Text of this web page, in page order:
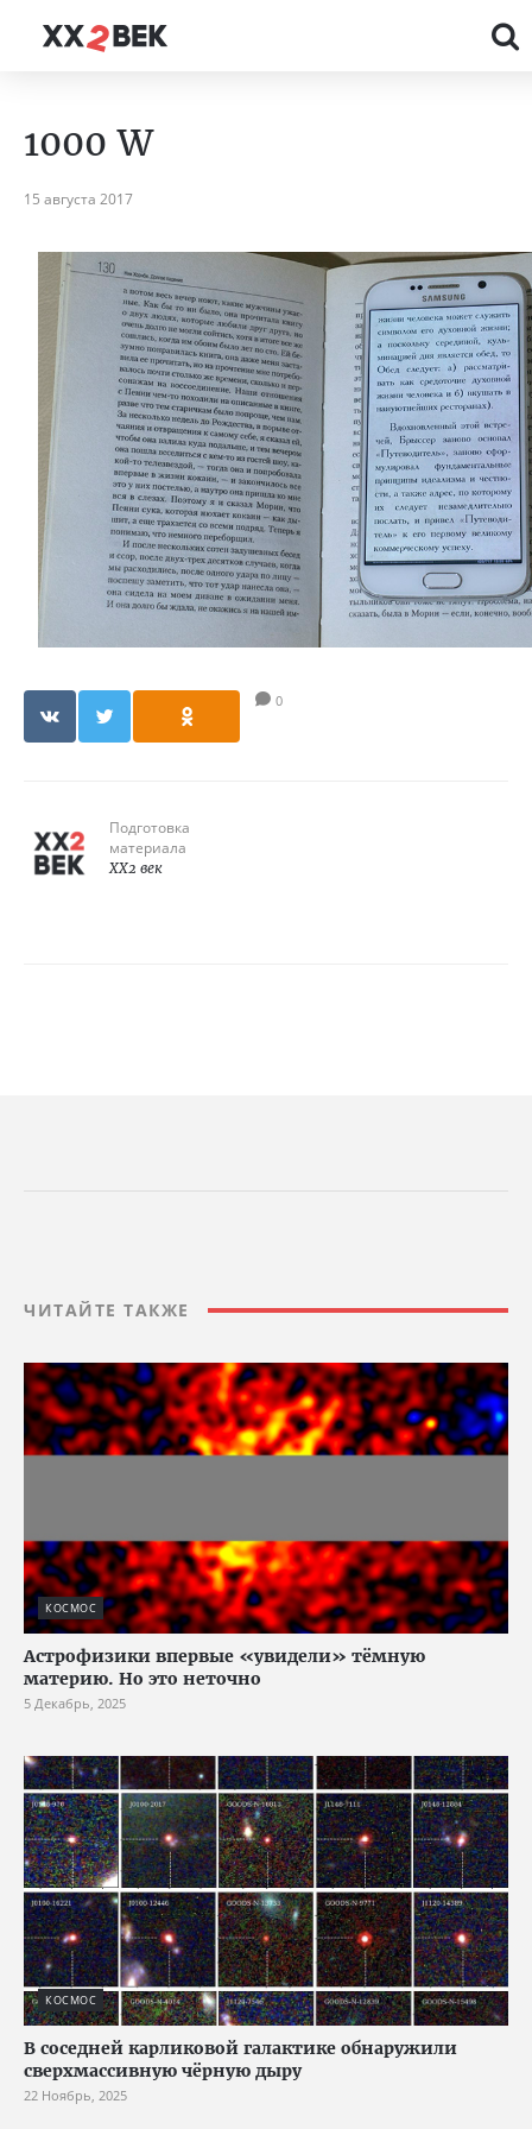
1000 W
15 августа 2017
0
Подготовка
материала
XX2 век
ЧИТАЙТЕ ТАКЖЕ
КОСМОС
Астрофизики впервые «увидели» тёмную
материю. Но это неточно
5 Декабрь, 2025
КОСМОС
В соседней карликовой галактике обнаружили
сверхмассивную чёрную дыру
22 Ноябрь, 2025